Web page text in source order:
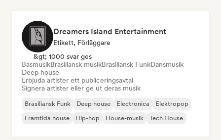
Dreamers Island Entertainment
Etikett, Förläggare
&gt; 1000 svar ges
BasmusikBrasiliansk musikBrasiliansk FunkDansmusik
Deep house
Erbjuda artister ett publiceringsavtal
Signera artister eller ge ut deras musik
Brasiliansk Funk Deep house Electronica
Elektropop
Framtida house
Hip-hop House-musik Tech House